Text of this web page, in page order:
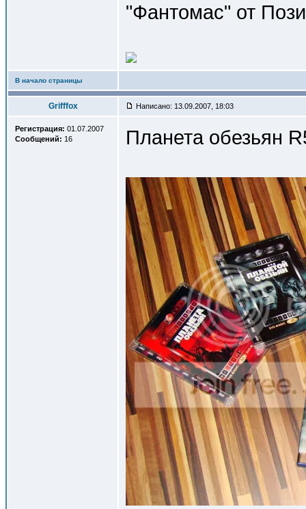
"Фантомас" от
В начало страницы
Grifffox Написано: 13.09.2007, 18:03
Регистрация: 01.07.2007
Сообщений: 16 Планета обезьян